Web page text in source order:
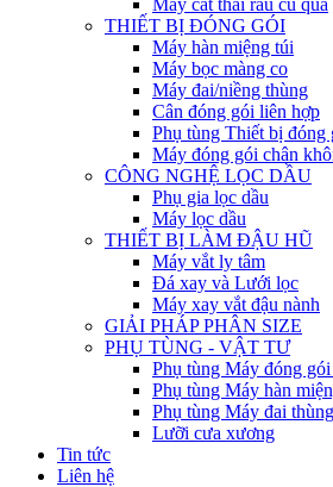
THIẾT BỊ ĐÓNG GÓI
Máy hàn miệng túi
Máy bọc màng co
Máy đai/niềng thùng
Cân đóng gói liên hợp
Phụ tùng Thiết bị đóng
Máy đóng gói chân
CÔNG NGHỆ LỌC DẦU
Phụ gia lọc dầu
Máy lọc dầu
THIẾT BỊ LÀM ĐẬU HŨ
Máy vắt ly tâm
Đá xay và Lưới lọc
Máy xay vắt đậu nành
GIẢI PHÁP PHÂN SIZE
PHỤ TÙNG - VẬT TƯ
Phụ tùng Máy đóng
Phụ tùng Máy hàn
Phụ tùng Máy đai thùng
Lưỡi cưa xương
Tin tức
Liên hệ